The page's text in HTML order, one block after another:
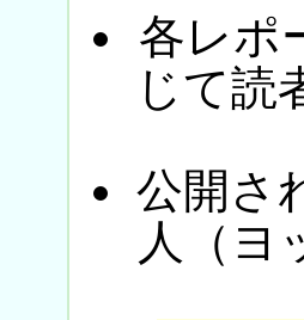
各レポ
じて読
公開さ
人（ヨ